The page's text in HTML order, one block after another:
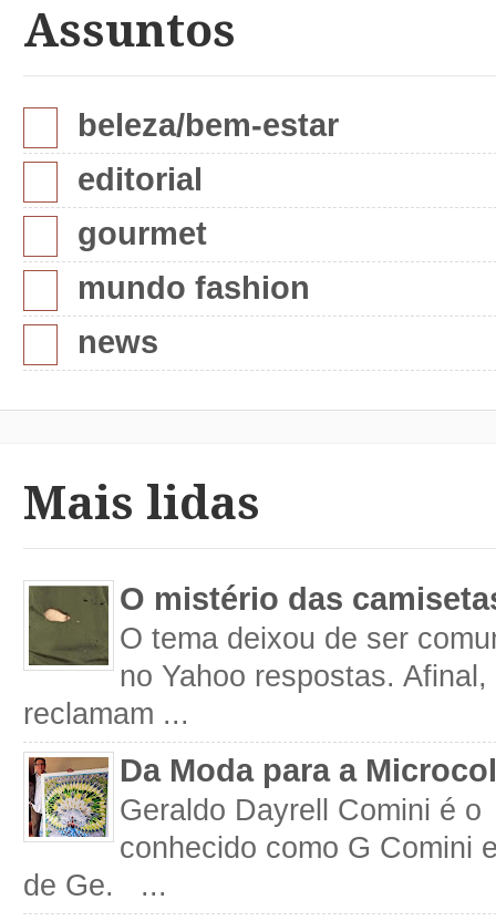
Assuntos
beleza/bem-estar
editorial
gourmet
mundo fashion
news
Mais lidas
O mistério das
O tema deixou de ser
no Yahoo respostas.
reclamam ...
Da Moda para a
Geraldo Dayrell Comini é
conhecido como G Comini
de Ge. ...